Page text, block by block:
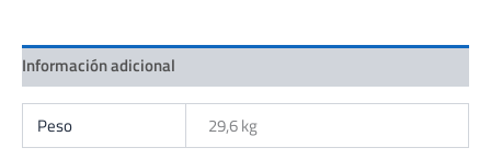
Información adicional
Peso 29,6 kg